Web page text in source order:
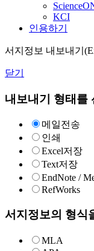
KCI
인용하기
서지정보 내보내기
닫기
내보내기 형태를
메일전송
인쇄
Excel저장
Text저장
EndNote /
RefWorks
서지정보의 형식
MLA